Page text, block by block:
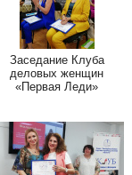
Заседание Клуба
деловых женщин
«Первая Леди»